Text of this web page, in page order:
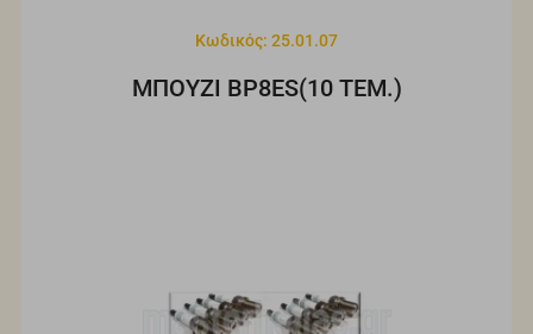
Κωδικός: 25.01.07
ΜΠΟΥΖΙ BP8ES(10 ΤΕΜ.)